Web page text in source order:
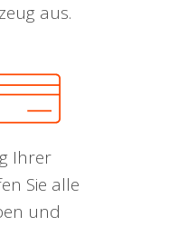
aus.
Ihrer
Sie alle
und